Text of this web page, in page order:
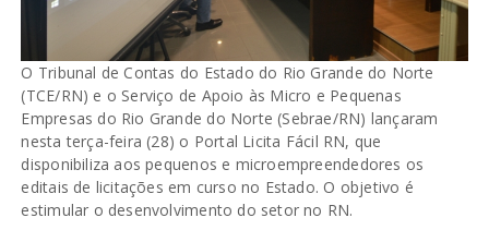
O Tribunal de Contas do Estado do Rio Grande do Norte
(TCE/RN) e o Serviço de Apoio às Micro e Pequenas
Empresas do Rio Grande do Norte (Sebrae/RN) lançaram
nesta terça-feira (28) o Portal Licita Fácil RN, que
disponibiliza aos pequenos e microempreendedores os
editais de licitações em curso no Estado. O objetivo é
estimular o desenvolvimento do setor no RN.